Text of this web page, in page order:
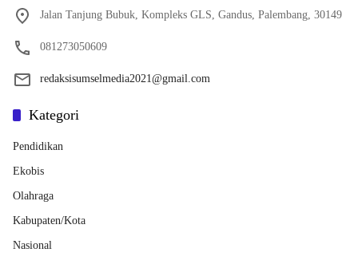
Jalan Tanjung Bubuk, Kompleks GLS, Gandus, Palembang, 30149
081273050609
redaksisumselmedia2021@gmail.com
Kategori
Pendidikan
Ekobis
Olahraga
Kabupaten/Kota
Nasional